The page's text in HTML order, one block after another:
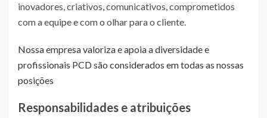
inovadores, criativos, comunicativos, comprometidos
com a equipe e com o olhar para o cliente.
Nossa empresa valoriza e apoia a diversidade e
profissionais PCD são considerados em todas as nossas
posições
Responsabilidades e atribuições